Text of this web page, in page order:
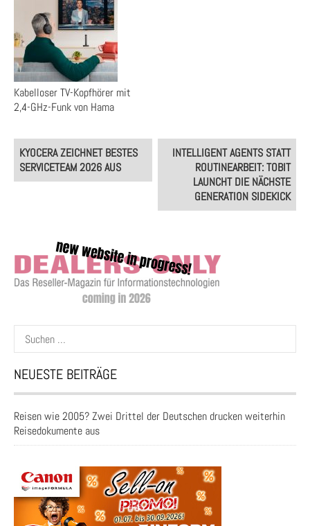
Kabelloser TV-Kopfhörer mit
2,4-GHz-Funk von Hama
Post
navigation
KYOCERA ZEICHNET BESTES
SERVICETEAM 2026 AUS
INTELLIGENT AGENTS STATT
ROUTINEARBEIT: TOBIT
LAUNCHT DIE NÄCHSTE
GENERATION SIDEKICK
Suchen
nach:
NEUESTE BEITRÄGE
Reisen wie 2005? Zwei Drittel der Deutschen drucken weiterhin
Reisedokumente aus